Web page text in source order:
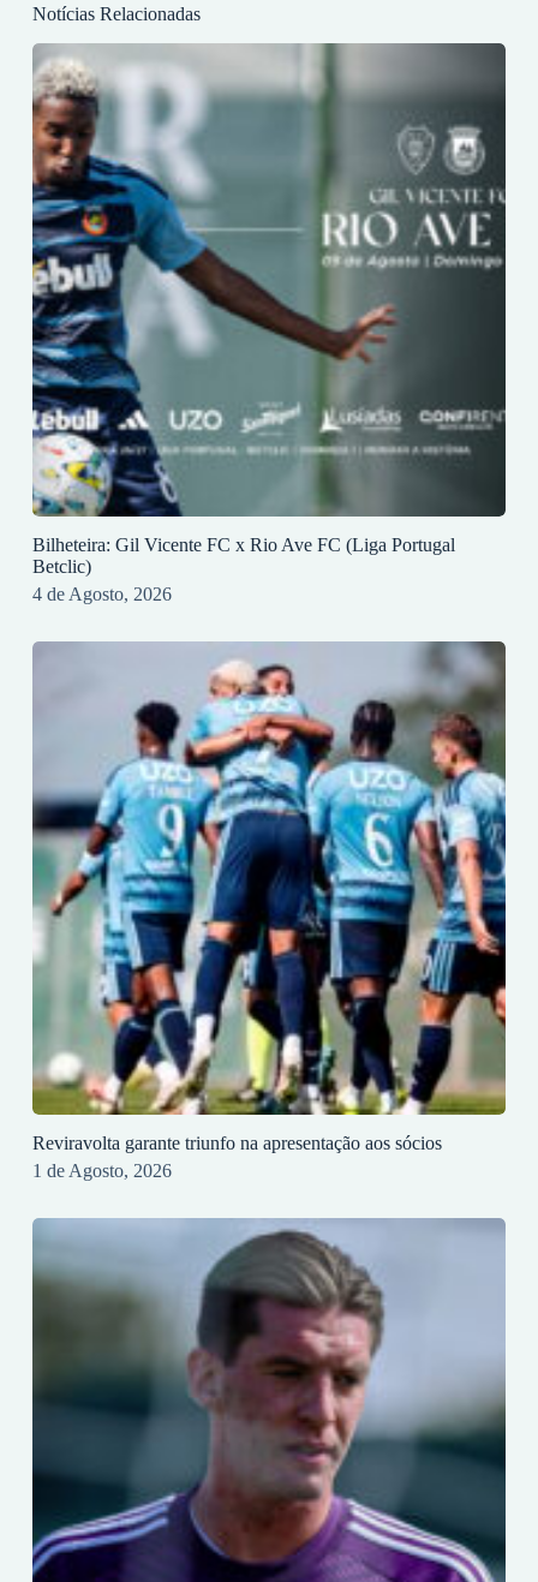
Notícias Relacionadas
Bilheteira: Gil Vicente FC x Rio Ave FC (Liga Portugal
Betclic)
4 de Agosto, 2026
Reviravolta garante triunfo na apresentação aos sócios
1 de Agosto, 2026